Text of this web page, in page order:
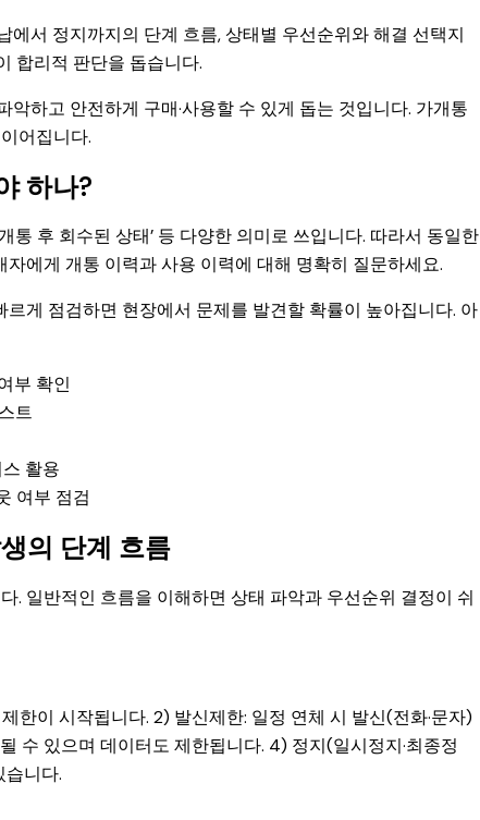
서 정지까지의 단계 흐름, 상태별 우선순위와 해결 선택지
합리적 판단을 돕습니다.
하고 안전하게 구매·사용할 수 있게 돕는 것입니다. 가개통
어집니다.
하나?
통 후 회수된 상태’ 등 다양한 의미로 쓰입니다. 따라서 동일한
에게 개통 이력과 사용 이력에 대해 명확히 질문하세요.
게 점검하면 현장에서 문제를 발견할 확률이 높아집니다. 아
부 확인
트
활용
여부 점검
의 단계 흐름
. 일반적인 흐름을 이해하면 상태 파악과 우선순위 결정이 쉬
한이 시작됩니다. 2) 발신제한: 일정 연체 시 발신(전화·문자)
수 있으며 데이터도 제한됩니다. 4) 정지(일시정지·최종정
니다.